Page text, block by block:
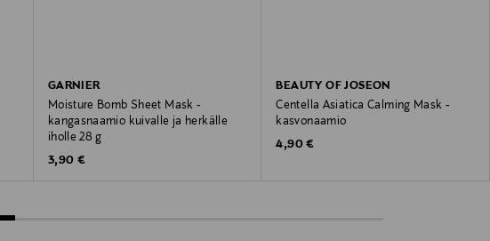
GARNIER
Moisture Bomb Sheet Mask -
kangasnaamio kuivalle ja herkälle
iholle 28 g
Original Price
3,90 €
BEAUTY OF JOSEON
Centella Asiatica Calming Mask -
kasvonaamio
Original Price
4,90 €